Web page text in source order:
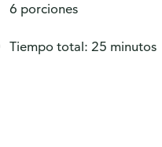
6 porciones
Tiempo total: 25 minutos